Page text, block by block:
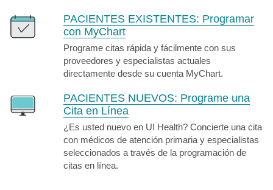
PACIENTES EXISTENTES: Programar
con MyChart
Programe citas rápida y fácilmente con sus
proveedores y especialistas actuales
directamente desde su cuenta MyChart.
PACIENTES NUEVOS: Programe una
Cita en Línea
¿Es usted nuevo en UI Health? Concierte una cita
con médicos de atención primaria y especialistas
seleccionados a través de la programación de
citas en línea.